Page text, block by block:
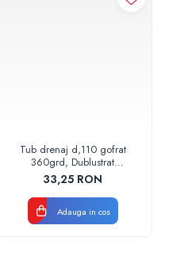
Tub drenaj d,110 gofrat
360grd, Dublustrat
verde/negru 110152 Drainkit
33,25 RON
Adauga in cos